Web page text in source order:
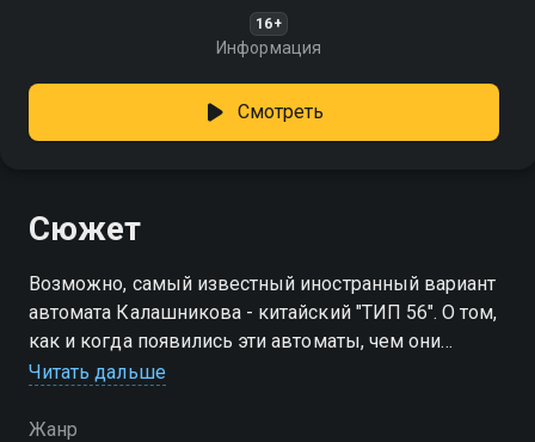
16+
Информация
Смотреть
Сюжет
Возможно, самый известный иностранный вариант
автомата Калашникова - китайский "ТИП 56". О том,
как и когда появились эти автоматы, чем они
отличаются от настоящего советского "АК", и какие
Читать дальше
Жанр